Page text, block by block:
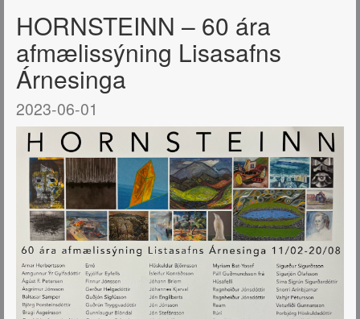
HORNSTEINN – 60 ára
afmælissýning Lisasafns
Árnesinga
2023-06-01